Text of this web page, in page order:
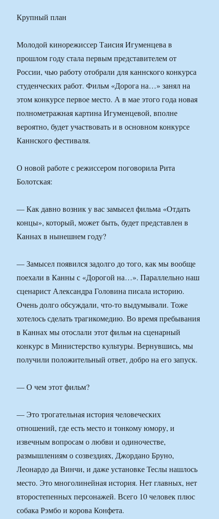
Крупный план
Молодой кинорежиссер Таисия Игуменцева в
прошлом году стала первым представителем от
России, чью работу отобрали для каннского конкурса
студенческих работ. Фильм «Дорога на…» занял на
этом конкурсе первое место. А в мае этого года новая
полнометражная картина Игуменцевой, вполне
вероятно, будет участвовать и в основном конкурсе
Каннского фестиваля.
О новой работе с режиссером поговорила Рита
Болотская:
— Как давно возник у вас замысел фильма «Отдать
концы», который, может быть, будет представлен в
Каннах в нынешнем году?
— Замысел появился задолго до того, как мы вообще
поехали в Канны с «Дорогой на…». Параллельно наш
сценарист Александра Головина писала историю.
Очень долго обсуждали, что-то выдумывали. Тоже
хотелось сделать трагикомедию. Во время пребывания
в Каннах мы отослали этот фильм на сценарный
конкурс в Министерство культуры. Вернувшись, мы
получили положительный ответ, добро на его запуск.
— О чем этот фильм?
— Это трогательная история человеческих
отношений, где есть место и тонкому юмору, и
извечным вопросам о любви и одиночестве,
размышлениям о созвездиях, Джордано Бруно,
Леонардо да Винчи, и даже установке Теслы нашлось
место. Это многолинейная история. Нет главных, нет
второстепенных персонажей. Всего 10 человек плюс
собака Рэмбо и корова Конфета.